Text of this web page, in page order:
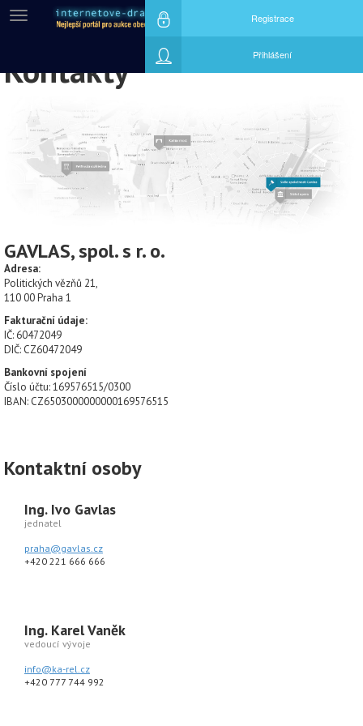
Menu Registrace
Přihlášení
Kontakty
GAVLAS, spol. s r. o.
Adresa:
Politických vězňů 21,
110 00 Praha 1
Fakturační údaje:
IČ: 60472049
DIČ: CZ60472049
Bankovní spojení
Číslo účtu: 169576515/0300
IBAN: CZ6503000000000169576515
Kontaktní osoby
Ing. Ivo Gavlas
jednatel
praha@gavlas.cz
+420 221 666 666
Ing. Karel Vaněk
vedoucí vývoje
info@ka-rel.cz
+420 777 744 992